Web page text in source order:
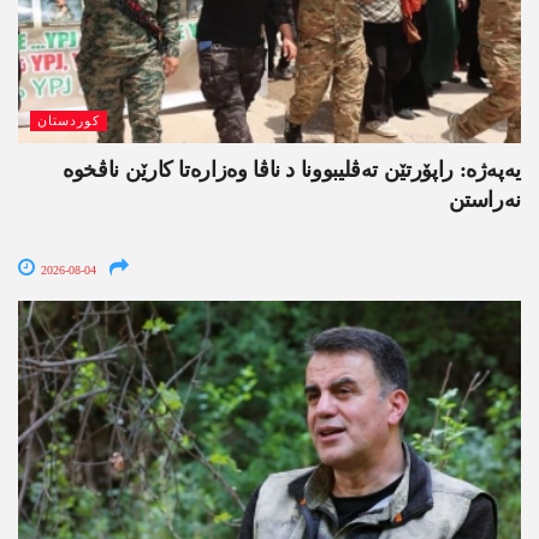
کوردستان
یەپەژە: راپۆرتێن تەڤلیبوونا د ناڤا وەزارەتا کارێن ناڤخوە
نەراستن
2026-08-04